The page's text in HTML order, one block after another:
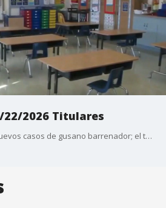
22/2026 Titulares
El USDA informa de tres nuevos casos de gusano barrenador; el total asciende a 15. VIDEO: Anciana fallece tras chocar un Tesla contra una vivienda. La Junta Estatal de Educación votará sobre un nuevo plan de estudios que hace hincapié en temas de Texas y el cristianismo. Austin: La piscina Deep Eddy permanecerá cerrada por reparaciones del 22 al 28 de junio. La taquilla del fin de semana de estreno de 'Toy Story 5' marcará un récord para la franquicia. Pronóstico del tiempo.